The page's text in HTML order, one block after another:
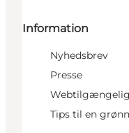
Information
Nyhedsbrev
Presse
Tips til en